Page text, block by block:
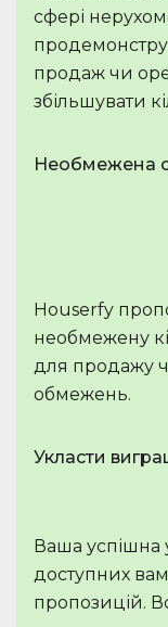
сфері
продаж чи
збільшувати
Необмежена
Houserfy
необмежену
для продажу
обмежень.
Укласти
Ваша успішна
доступних вам
пропозицій.